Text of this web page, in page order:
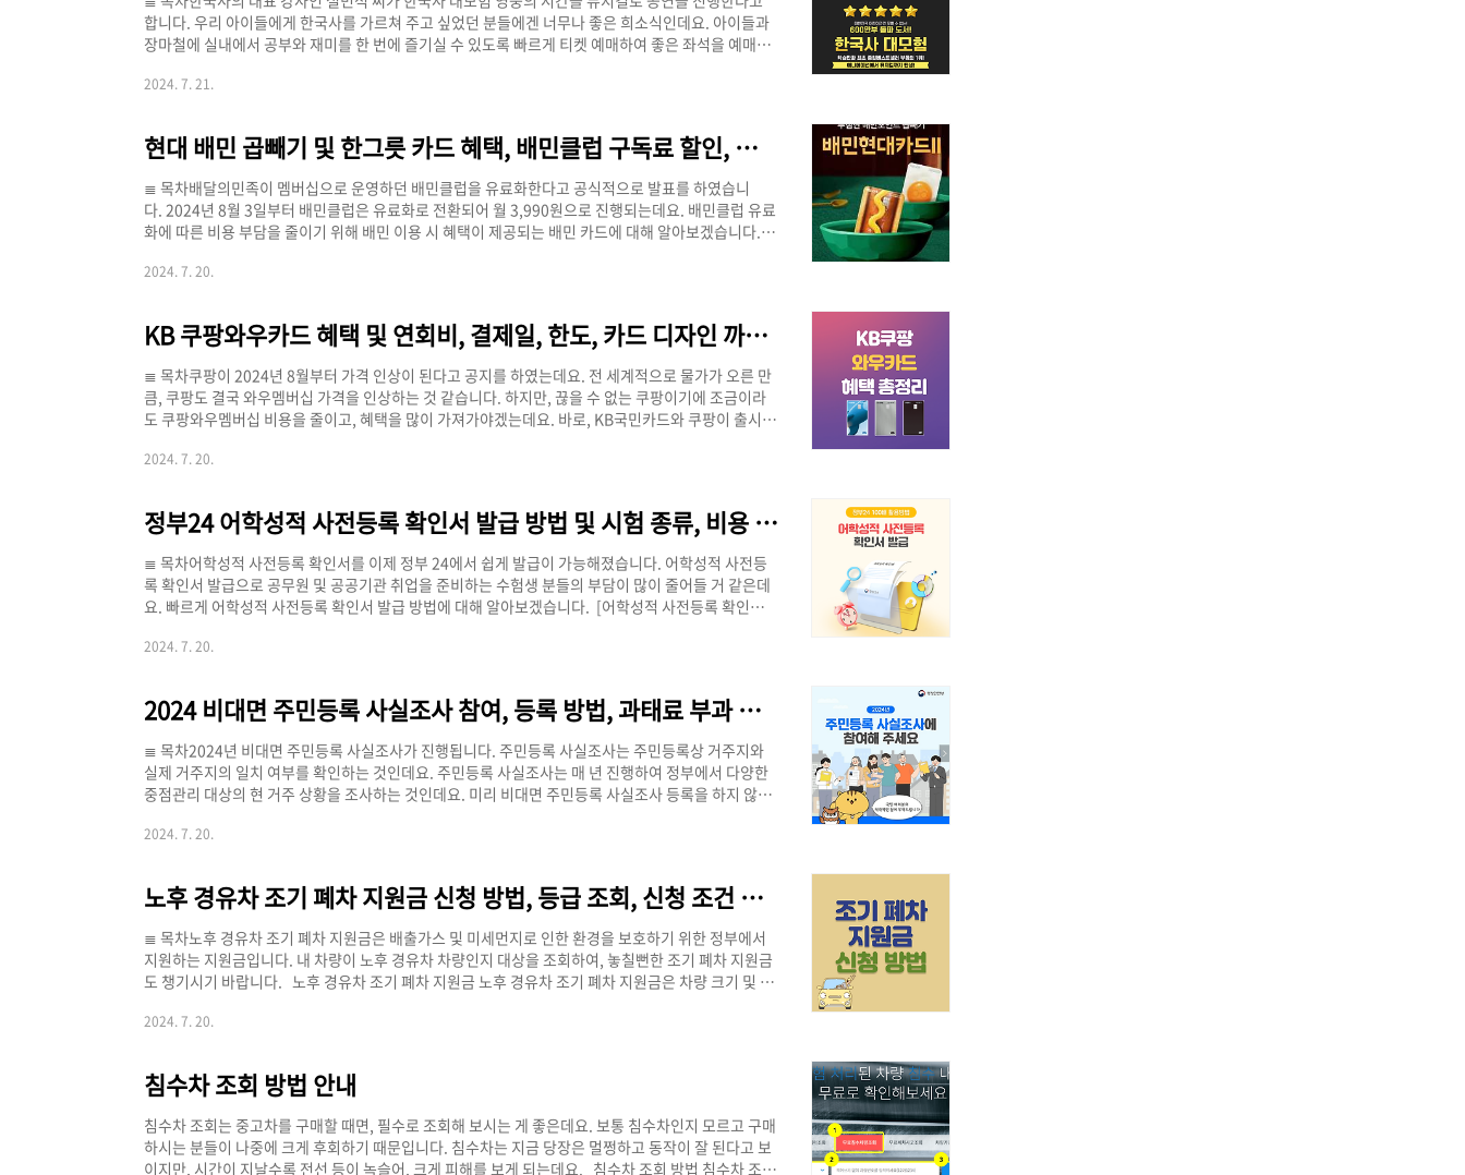
합니다. 우리 아이들에게 한국사를 가르쳐 주고 싶었던 분들에겐 너무나 좋은 희소식인데요. 아이들과
장마철에 실내에서 공부와 재미를 한 번에 즐기실 수 있도록 빠르게 티켓 예매하여 좋은 좌석을 예매하
~ 8/11일 총 41회공연 장소서울 코엑스 오디토리움티켓 가격VIP석 : 54,900원 / R석 49,900원관람
알아볼 텐데요. 이번 설민석의 한국사 대모험 영웅의 시간은 1일 총 3회 공연으로 진행됩니다...
2024. 7. 21.
현대 배민 곱빼기 및 한그릇 카드 혜택, 배민클럽 구독료 할인, 적립한도 총 정리!
≣ 목차배달의민족이 멤버십으로 운영하던 배민클럽을 유료화한다고 공식적으로 발표를 하였습니
다. 2024년 8월 3일부터 배민클럽은 유료화로 전환되어 월 3,990원으로 진행되는데요. 배민클럽 유료
화에 따른 비용 부담을 줄이기 위해 배민 이용 시 혜택이 제공되는 배민 카드에 대해 알아보겠습니다. 카
럽 지원30,000원10,000원적립 한도월 최대 5만 포인트 적립월 최대 1만 포인트 적립연회비30,000원
을 자주 시키는 분들에겐 배민 곱빼기 또는 한 그릇 카드 혜택을 누리시는 게 비용적으로 이득이 많을..
2024. 7. 20.
KB 쿠팡와우카드 혜택 및 연회비, 결제일, 한도, 카드 디자인 까지 총 정리!
≣ 목차쿠팡이 2024년 8월부터 가격 인상이 된다고 공지를 하였는데요. 전 세계적으로 물가가 오른 만
큼, 쿠팡도 결국 와우멤버십 가격을 인상하는 것 같습니다. 하지만, 끊을 수 없는 쿠팡이기에 조금이라
도 쿠팡와우멤버십 비용을 줄이고, 혜택을 많이 가져가야겠는데요. 바로, KB국민카드와 쿠팡이 출시한
시기 바랍니다. 카드 혜택 보기 >> [KB 쿠팡와우카드 혜택 요약]구분총 혜택기본 혜택프로모션 혜택적
추가 프로모션매 월 롯데시네마 할인쿠폰 지급 (2024.10.15 까지) KB 쿠팡와우카드 혜택 KB..
2024. 7. 20.
정부24 어학성적 사전등록 확인서 발급 방법 및 시험 종류, 비용 총 정리!
≣ 목차어학성적 사전등록 확인서를 이제 정부 24에서 쉽게 발급이 가능해졌습니다. 어학성적 사전등
록 확인서 발급으로 공무원 및 공공기관 취업을 준비하는 수험생 분들의 부담이 많이 줄어들 거 같은데
요. 빠르게 어학성적 사전등록 확인서 발급 방법에 대해 알아보겠습니다. [어학성적 사전등록 확인서
력 및 전자문서지갑발급 비용무료 정부 24 이동하기 >> 어학성적 사전등록 확인서 발급 방법 어학성
알아보겠습니다 [어학성적 사전등록 확인서 발급 - PC] 1. 정부 24 사이트에 접속한다. [정부 24 사..
2024. 7. 20.
2024 비대면 주민등록 사실조사 참여, 등록 방법, 과태료 부과 총 정리!
≣ 목차2024년 비대면 주민등록 사실조사가 진행됩니다. 주민등록 사실조사는 주민등록상 거주지와
실제 거주지의 일치 여부를 확인하는 것인데요. 주민등록 사실조사는 매 년 진행하여 정부에서 다양한
중점관리 대상의 현 거주 상황을 조사하는 것인데요. 미리 비대면 주민등록 사실조사 등록을 하지 않으
사 등록 요약]구분비대면 조사방문 조사조사 대상전 국민(주민등록자)비대면 조사 미 참여자조사 기간
불가)방문 조사정부 24 앱 다운안드로이드 정부24 다운 >>앱스토어 정부24 다운 >>-미 조사 과태..
2024. 7. 20.
노후 경유차 조기 폐차 지원금 신청 방법, 등급 조회, 신청 조건 총 정리!
≣ 목차노후 경유차 조기 폐차 지원금은 배출가스 및 미세먼지로 인한 환경을 보호하기 위한 정부에서
지원하는 지원금입니다. 내 차량이 노후 경유차 차량인지 대상을 조회하여, 놓칠뻔한 조기 폐차 지원금
도 챙기시기 바랍니다. 노후 경유차 조기 폐차 지원금 노후 경유차 조기 폐차 지원금은 차량 크기 및 cc
[노후 경유차 조기 폐차 지원금 안내]구분5인승 이하 승용차5인승 초과 승용, 승합, 특수 차 등 5등급
차 구매 시 지원금50만 원50만 원 지원금 신청 >> 노후 경유차 조기 폐차 신청 방법 노후 ..
2024. 7. 20.
침수차 조회 방법 안내
침수차 조회는 중고차를 구매할 때면, 필수로 조회해 보시는 게 좋은데요. 보통 침수차인지 모르고 구매
하시는 분들이 나중에 크게 후회하기 때문입니다. 침수차는 지금 당장은 멀쩡하고 동작이 잘 된다고 보
이지만, 시간이 지날수록 전선 등이 녹슬어, 크게 피해를 보게 되는데요. 침수차 조회 방법 침수차 조회